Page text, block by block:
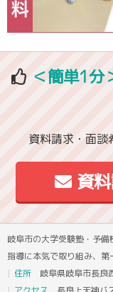
＜簡単1分
資料請求・面談
資料
岐阜市の大学受験塾・予
指導に本気で取り組み、第
住所 岐阜県岐阜市長良